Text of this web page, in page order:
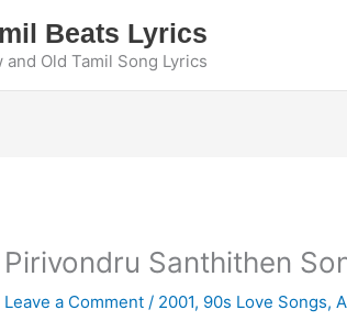
Beats Lyrics
and Old Tamil Song Lyrics
Pirivondru Santhithen
Leave a Comment / 2001, 90s Love Songs,